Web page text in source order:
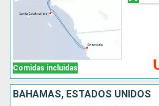
Comidas incluidas
BAHAMAS, ESTADOS UNIDOS